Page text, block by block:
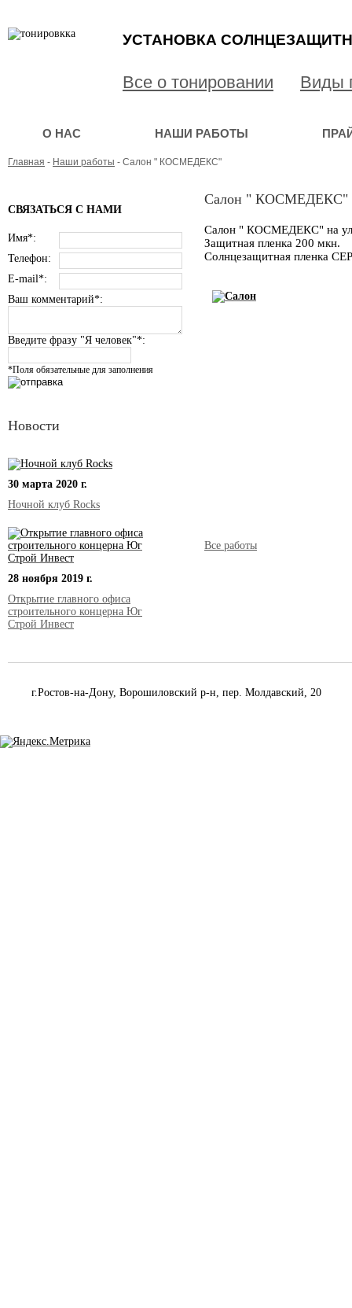
УСТАНОВКА
Все о тонировании Виды
О НАС НАШИ РАБОТЫ
Главная - Наши работы - Салон " КОСМЕДЕКС"
СВЯЗАТЬСЯ С НАМИ
Имя*:
Телефон:
E-mail*:
Ваш комментарий*:
Введите фразу "Я человек"*:
*Поля обязательные для заполнения
Новости
30 марта 2020 г.
Ночной клуб Rocks
28 ноября 2019 г.
Открытие главного офиса
строительного концерна Юг
Строй Инвест
Салон " КОСМЕДЕКС"
Салон " КОСМЕДЕКС" на
Защитная пленка 200 мкн.
Солнцезащитная пленка
Все работы
г.Ростов-на-Дону, Ворошиловский р-н, пер. Молдавский, 20